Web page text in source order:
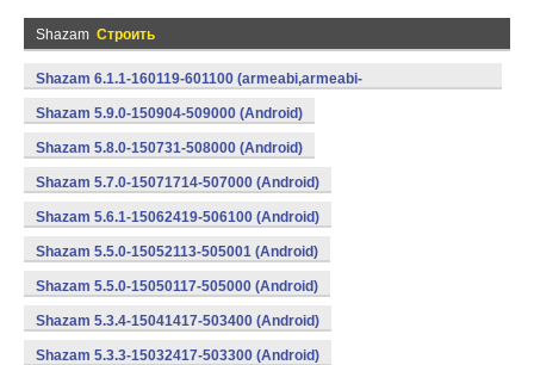
Shazam Строить
Shazam 6.1.1-160119-601100 (armeabi,armeabi-
v7a,mips,x86) (Android)
Shazam 5.9.0-150904-509000 (Android)
Shazam 5.8.0-150731-508000 (Android)
Shazam 5.7.0-15071714-507000 (Android)
Shazam 5.6.1-15062419-506100 (Android)
Shazam 5.5.0-15052113-505001 (Android)
Shazam 5.5.0-15050117-505000 (Android)
Shazam 5.3.4-15041417-503400 (Android)
Shazam 5.3.3-15032417-503300 (Android)